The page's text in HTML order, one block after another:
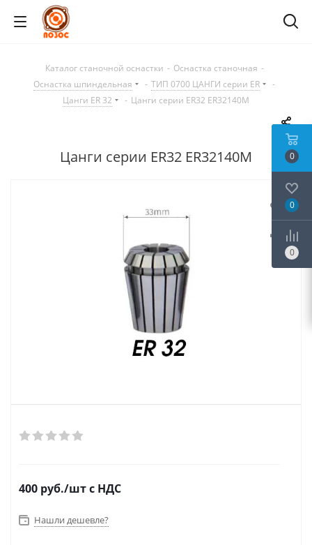
Каталог станочной оснастки - Оснастка станочная -
Оснастка шпиндельная
- ТИП 0700 ЦАНГИ серии ER
-
Цанги ER 32
- Цанги серии ER32 ER32140M
Цанги серии ER32 ER32140M
400 руб./штс НДС
Нашли дешевле?
0
0
0